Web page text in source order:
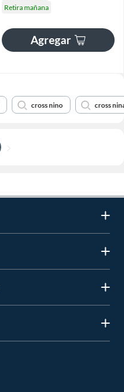
Retira mañana
Agregar
cross nino cross